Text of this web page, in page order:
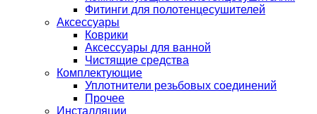
Фитинги для полотенцесушителей
Аксессуары
Коврики
Аксессуары для ванной
Чистящие средства
Комплектующие
Уплотнители резьбовых соединений
Прочее
Инсталляции